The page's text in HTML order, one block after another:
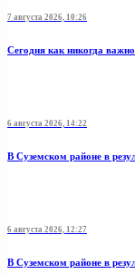
7 августа 2026, 10:26
Сегодня как никогда
6 августа 2026, 14:22
В Суземском районе в
6 августа 2026, 12:27
В Суземском районе в